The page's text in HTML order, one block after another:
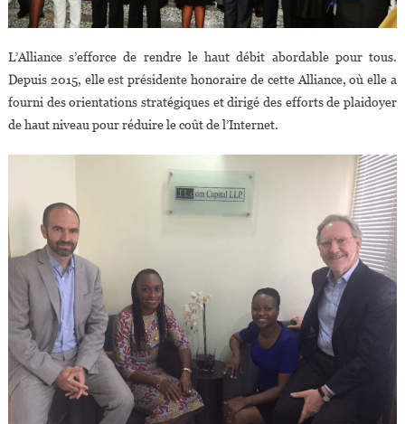
L’Alliance s’efforce de rendre le haut débit abordable pour tous.
Depuis 2015, elle est présidente honoraire de cette Alliance, où elle a
fourni des orientations stratégiques et dirigé des efforts de plaidoyer
de haut niveau pour réduire le coût de l’Internet.